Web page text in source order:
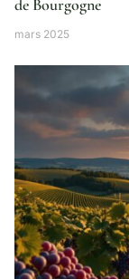
de Bourgogne
mars 2025